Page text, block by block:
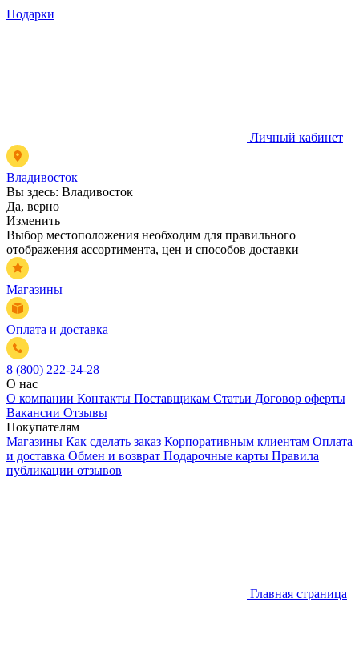
Подарки
Личный кабинет
Владивосток
Вы здесь: Владивосток
Да, верно
Изменить
Выбор местоположения необходим для правильного
отображения ассортимента, цен и способов доставки
Магазины
Оплата и доставка
8 (800) 222-24-28
О нас
О компании Контакты Поставщикам Статьи Договор оферты
Вакансии Отзывы
Покупателям
Магазины Как сделать заказ Корпоративным клиентам Оплата
и доставка Обмен и возврат Подарочные карты Правила
публикации отзывов
Главная страница